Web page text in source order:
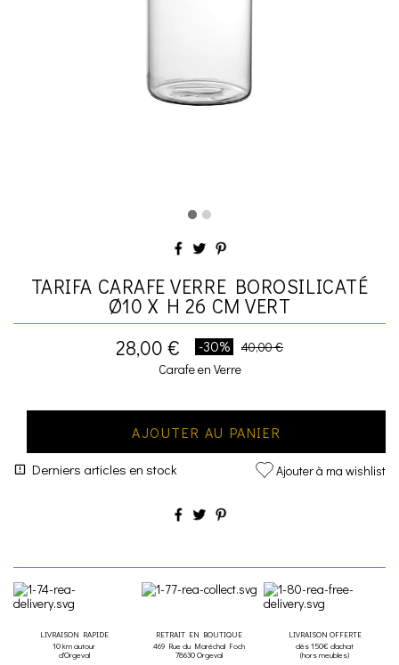
TARIFA CARAFE VERRE BOROSILICATÉ
Ø10 X H 26 CM VERT
28,00 €
-30%
40,00 €
Carafe en Verre
AJOUTER AU PANIER
Derniers articles en stock Ajouter à ma wishlist
LIVRAISON RAPIDE
10 km autour
d'Orgeval
RETRAIT EN BOUTIQUE
469 Rue du Maréchal Foch
78630 Orgeval
LIVRAISON OFFERTE
dès 150€ d'achat
(hors meubles)